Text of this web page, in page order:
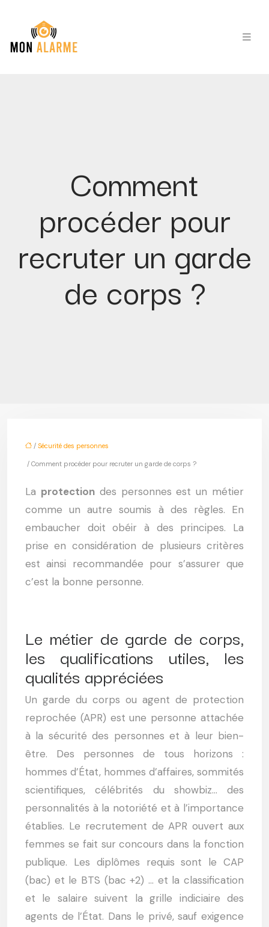
Comment
procéder pour
recruter un garde
de corps ?
/ Sécurité des personnes
/ Comment procéder pour recruter un garde de corps ?
La protectiondes personnes est un métier
comme un autre soumis à des règles. En
embaucher doit obéir à des principes. La
prise en considération de plusieurs critères
est ainsi recommandée pour s’assurer que
c’est la bonne personne.
Le métier de garde de corps,
les qualifications utiles, les
qualités appréciées
Un garde du corps ou agent de protection
reprochée (APR) est une personne attachée
à la sécurité des personnes et à leur bien-
être. Des personnes de tous horizons :
hommes d’État, hommes d’affaires, sommités
scientifiques, célébrités du showbiz… des
personnalités à la notoriété et à l’importance
établies. Le recrutement de APR ouvert aux
femmes se fait sur concours dans la fonction
publique. Les diplômes requis sont le CAP
(bac) et le BTS (bac +2) … et la classification
et le salaire suivent la grille indiciaire des
agents de l’État. Dans le privé, sauf exigence